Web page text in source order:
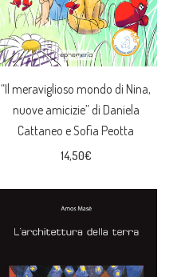
“Il meraviglioso mondo di Nina,
nuove amicizie” di Daniela
Cattaneo e Sofia Peotta
14,50€